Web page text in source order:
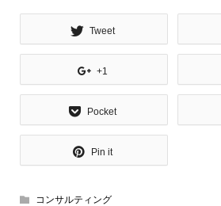
Tweet
+1
Pocket
Pin it
コンサルティング